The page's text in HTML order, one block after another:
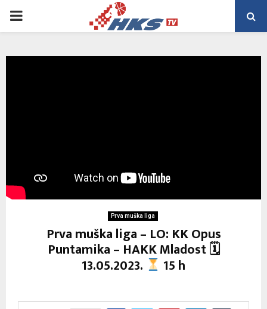
PRIMARY
Prva muška liga
Prva muška liga – LO: KK Opus
Puntamika – HAKK Mladost 🗓
13.05.2023. 15 h